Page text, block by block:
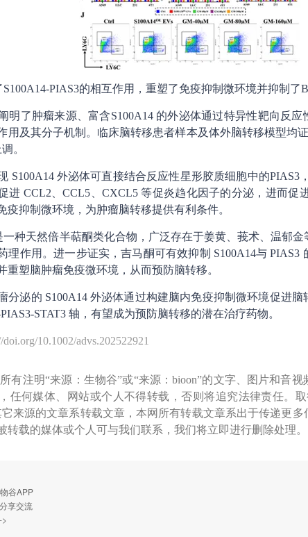
PIAS3的相互作用，重塑了免疫抑制微环境并抑制了
明了肿瘤来源、富含S100A14 的外泌体通过特异性靶向反
用及其分子机制。临床脑转移患者样本及体外脑转移模型均
。
S100A14 外泌体可直接结合反应性星形胶质细胞中的PIAS3
进 CCL2、CCL5、CXCL5 等促炎趋化因子的分泌，进而促
疫抑制微环境，为肿瘤脑转移提供有利条件。
种天然倍半萜酮类化合物，广泛存在于姜黄、莪术、温郁金
理作用。进一步证实，吉马酮可有效抑制 S100A14与 PIAS3
重塑脑肿瘤免疫微环境，从而预防脑转移。
分泌的 S100A14 外泌体通过构建脑内免疫抑制微环境促进
STAT3 轴，有望成为预防脑转移的潜在治疗药物。
10.1002/advs.202522921
有注明“来源：生物谷”或“来源：bioon”的文字、图片和音
任何媒体、网站或个人不得转载，否则将追究法律责任。
来源的文章系转载文章，本网所有转载文章系出于传递更
转载的媒体或个人可与我们联系，我们将立即进行删除处理。
谷APP
享交流